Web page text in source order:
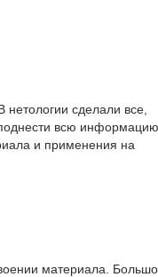
сделали все,
всю
и применения на
материала.